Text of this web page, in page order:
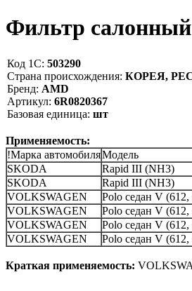
Фильтр
Код 1С: 503290
Страна происхождения: КОРЕЯ,
Бренд: AMD
Артикул: 6R0820367
Базовая единица: шт
Применяемость:
!Марка автомобиляМодель
SKODA
Rapid III (NH3)
SKODA
Rapid III (NH3)
VOLKSWAGEN
Polo седан V (612,
VOLKSWAGEN
Polo седан V (612,
VOLKSWAGEN
Polo седан V (612,
VOLKSWAGEN
Polo седан V (612,
Краткая применяемость: